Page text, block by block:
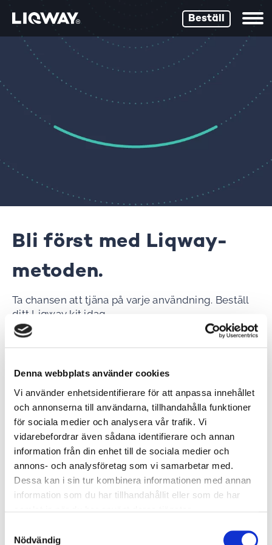
Denna webbplats använder cookies
Vi använder enhetsidentifierare för att anpassa innehållet
och annonserna till användarna, tillhandahålla funktioner
för sociala medier och analysera vår trafik. Vi
vidarebefordrar även sådana identifierare och annan
information från din enhet till de sociala medier och
annons- och analysföretag som vi samarbetar med.
Dessa kan i sin tur kombinera informationen med annan
information som du har tillhandahållit eller som de har
Nödvändig
Beställ
Bli först med Liqway-
metoden.
Ta chansen att tjäna på varje användning. Beställ
ditt Liqway kit idag.
Kostaden är 695 kronor per månad och Liqway kit,
utan bindningstid. En fast engångskostnad per
Beställ ditt Liqway kit
Liqway Hi-Temp kit innehåller en smart adapter
och nio Liqway Hi-Temp sugmunstycken DN25,
DN32, DN40, DN50, DN65, DN80, DN100, DN125
och DN150.
Liqway Flex kit innehåller en smart adapter och
fyra Liqway Flex sugmunstycken DN200, DN250,
Liqway Flex i större dimensioner (DN500, DN600,
DN700) beställs separat.